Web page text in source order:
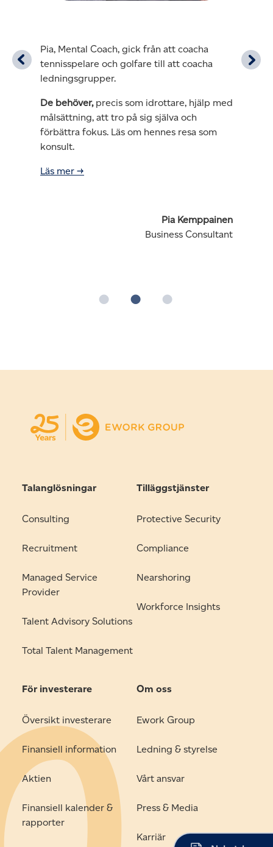
Pia, Mental Coach, gick från att coacha
tennisspelare och golfare till att coacha
ledningsgrupper.
De behöver,precis som idrottare, hjälp med
målsättning, att tro på sig själva och
förbättra fokus. Läs om hennes resa som
konsult.
Läs mer →
Pia Kemppainen
Business Consultant
Talanglösningar
Consulting
Recruitment
Managed Service
Provider
Talent Advisory Solutions
Total Talent Management
Tilläggstjänster
Protective Security
Compliance
Nearshoring
Workforce Insights
För investerare
Översikt investerare
Finansiell information
Aktien
Finansiell kalender &
rapporter
Om oss
Ework Group
Ledning & styrelse
Vårt ansvar
Press & Media
Karriär